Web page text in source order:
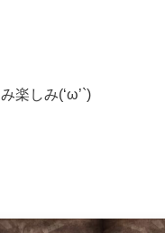
楽しみ(‘ω’`)